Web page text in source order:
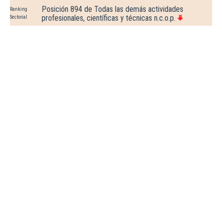
Ranking
Sectorial
Posición 894 de Todas las demás actividades
profesionales, científicas y técnicas n.c.o.p.